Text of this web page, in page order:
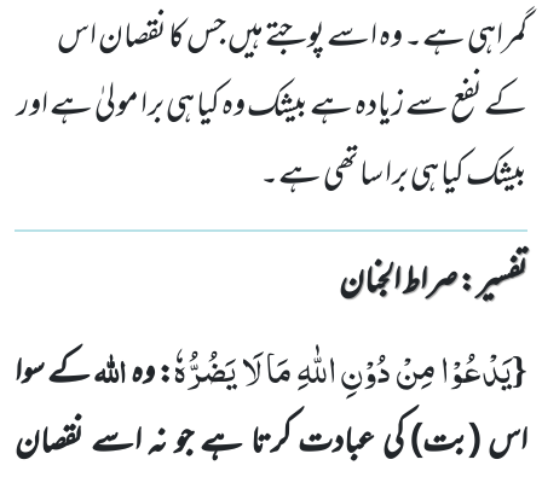
گمراہی ہے۔ وہ اسے پوجتے ہیں جس کا نقصان اس
کے نفع سے زیادہ ہے بیشک وہ کیا ہی برا مولیٰ ہے اور
بیشک کیا ہی برا ساتھی ہے۔
تفسیر : ‎صراط الجنان
{یَدْعُوْا مِنْ دُوْنِ اللّٰهِ مَا لَا یَضُرُّهٗ: وہاللہکے سوا
اس(بت)کیعبادت کرتا ہے جو نہ اسے نقصان